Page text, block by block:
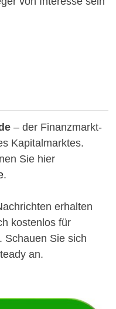
– der Finanzmarkt-
Kapitalmarktes.
Sie hier
.
erhalten
kostenlos für
Schauen Sie sich
an.